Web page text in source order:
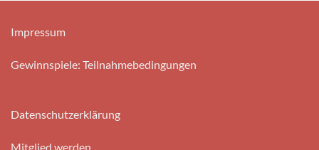
Impressum
Gewinnspiele: Teilnahmebedingungen
Datenschutzerklärung
Mitglied werden